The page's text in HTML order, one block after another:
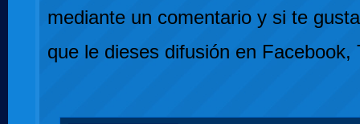
mediante un comentario y si te
que le dieses difusión en Facebook,